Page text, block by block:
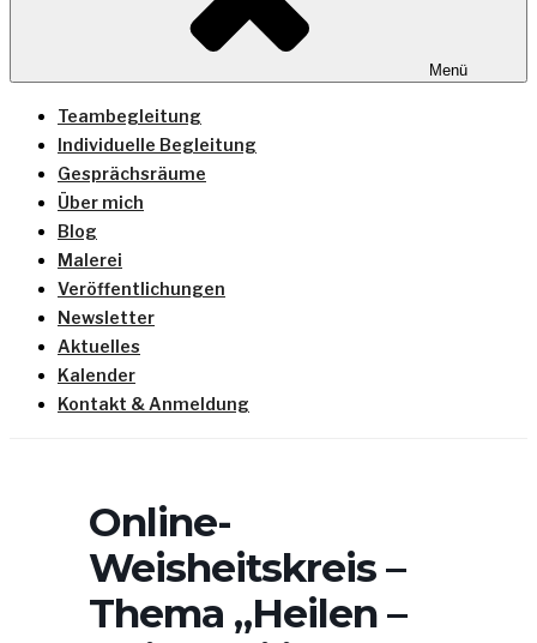
Menü
Teambegleitung
Individuelle Begleitung
Gesprächsräume
Über mich
Blog
Malerei
Veröffentlichungen
Newsletter
Aktuelles
Kalender
Kontakt & Anmeldung
Online-
Weisheitskreis –
Thema „Heilen –